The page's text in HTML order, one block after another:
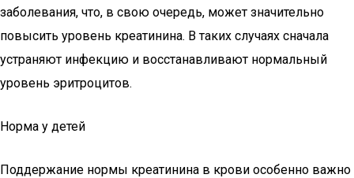
заболевания, что, в свою очередь, может значительно
повысить уровень креатинина. В таких случаях сначала
устраняют инфекцию и восстанавливают нормальный
уровень эритроцитов.
Норма у детей
Поддержание нормы креатинина в крови особенно важно